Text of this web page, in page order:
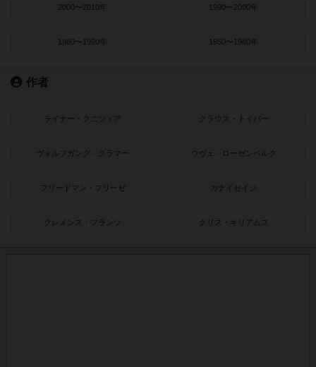
2000〜2010年 1990〜2000年
1980〜1990年 1950〜1980年
作者
ライナー・クニツィア クラウス・トイバー
ヴォルフガング・クラマー ウヴェ・ローゼンベルク
フリードマン・フリーゼ カナイセイジ
クレメンス・フランツ クリス・キリアムス